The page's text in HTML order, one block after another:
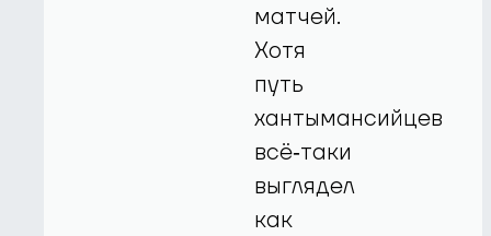
матчей.
Хотя
путь
хантымансийцев
всё‑таки
выглядел
как